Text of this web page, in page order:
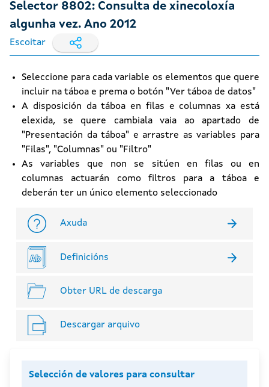
Selector 8802: Consulta de xinecoloxía
algunha vez. Ano 2012
Escoitar
Seleccione para cada variable os elementos que quere
incluir na táboa e prema o botón "Ver táboa de datos"
A disposición da táboa en filas e columnas xa está
elexida, se quere cambiala vaia ao apartado de
"Presentación da táboa" e arrastre as variables para
"Filas", "Columnas" ou "Filtro"
As variables que non se sitúen en filas ou en
columnas actuarán como filtros para a táboa e
deberán ter un único elemento seleccionado
Axuda
Definicións
Obter URL de descarga
Descargar arquivo
Selección de valores para consultar